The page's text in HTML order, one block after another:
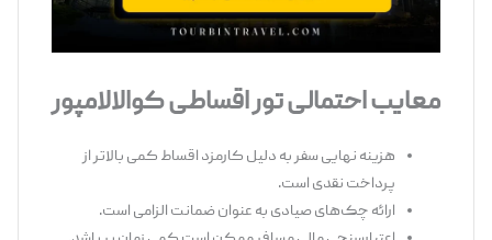
معایب احتمالی تور اقساطی کوالالامپور
هزینه نهایی سفر به دلیل کارمزد اقساط کمی بالاتر از
پرداخت نقدی است.
ارائه چک‌های صیادی به‌ عنوان ضمانت الزامی است.